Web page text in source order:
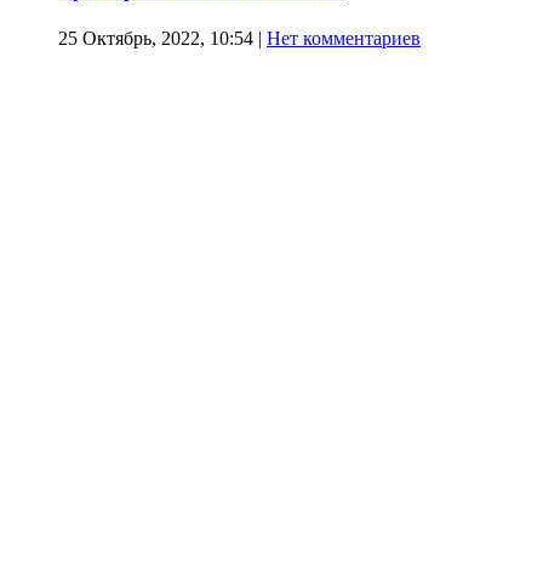
25 Октябрь, 2022, 10:54 | Нет комментариев